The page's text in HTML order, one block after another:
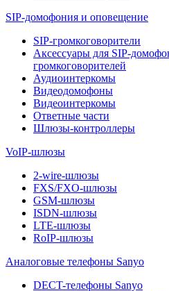
SIP-домофония и оповещение
SIP-громкоговорители
Аксессуары для SIP-
громкоговорителей
Аудиоинтеркомы
Видеодомофоны
Видеоинтеркомы
Ответные части
Шлюзы-контроллеры
VoIP-шлюзы
2-wire-шлюзы
FXS/FXO-шлюзы
GSM-шлюзы
ISDN-шлюзы
LTE-шлюзы
RoIP-шлюзы
Аналоговые телефоны Sanyo
DECT-телефоны Sanyo